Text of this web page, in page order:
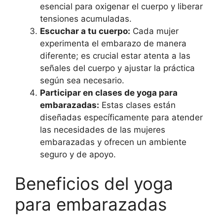
esencial para oxigenar el cuerpo y liberar
tensiones acumuladas.
Escuchar a tu cuerpo: Cada mujer
experimenta el embarazo de manera
diferente; es crucial estar atenta a las
señales del cuerpo y ajustar la práctica
según sea necesario.
Participar en clases de yoga para
embarazadas: Estas clases están
diseñadas específicamente para atender
las necesidades de las mujeres
embarazadas y ofrecen un ambiente
seguro y de apoyo.
Beneficios del yoga
para embarazadas